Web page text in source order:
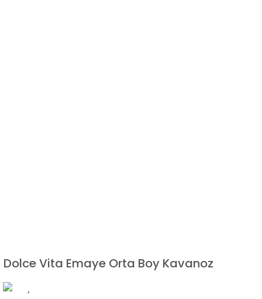
Dolce Vita Emaye Orta Boy Kavanoz